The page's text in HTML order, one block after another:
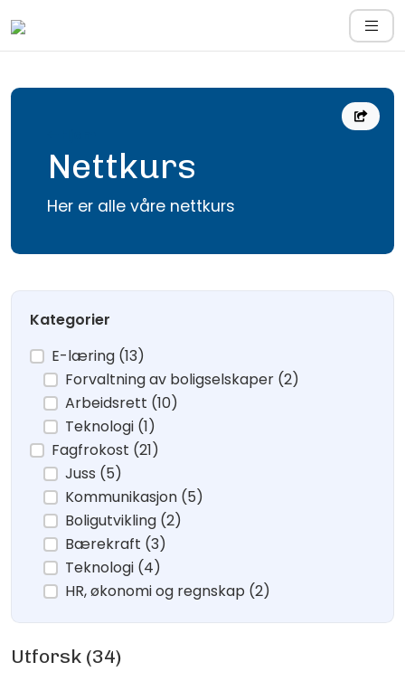
Nettkurs
Her er alle våre nettkurs
Kategorier
E-læring (13)
Forvaltning av boligselskaper (2)
Arbeidsrett (10)
Teknologi (1)
Fagfrokost (21)
Juss (5)
Kommunikasjon (5)
Boligutvikling (2)
Bærekraft (3)
Teknologi (4)
HR, økonomi og regnskap (2)
Utforsk (34)